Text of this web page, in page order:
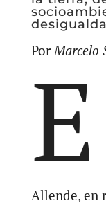
PorMarcelo
E
Allende, en